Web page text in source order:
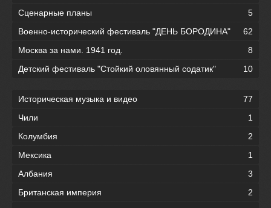
Сценарные планы
5
Военно-исторический фестиваль "ДЕНЬ БОРОДИНА"
62
Москва за нами. 1941 год.
8
Детский фестиваль "Стойкий оловянный содатик"
10
Историческая музыка и видео
77
Чили
1
Колумбия
2
Мексика
1
Албания
3
Британская империя
2